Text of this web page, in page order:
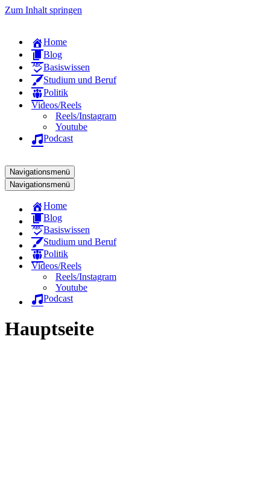
Zum Inhalt springen
Home
Blog
Basiswissen
Studium und Beruf
Politik
Videos/Reels
Reels/Instagram
Youtube
Podcast
Navigationsmenü
Navigationsmenü
Home
Blog
Basiswissen
Studium und Beruf
Politik
Videos/Reels
Reels/Instagram
Youtube
Podcast
Hauptseite